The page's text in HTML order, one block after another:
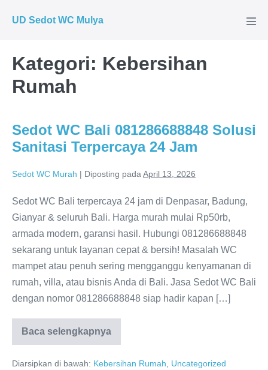
UD Sedot WC Mulya
Kategori: Kebersihan
Rumah
Sedot WC Bali 081286688848 Solusi
Sanitasi Terpercaya 24 Jam
Sedot WC Murah | Diposting pada April 13, 2026
Sedot WC Bali terpercaya 24 jam di Denpasar, Badung,
Gianyar & seluruh Bali. Harga murah mulai Rp50rb,
armada modern, garansi hasil. Hubungi 081286688848
sekarang untuk layanan cepat & bersih! Masalah WC
mampet atau penuh sering mengganggu kenyamanan di
rumah, villa, atau bisnis Anda di Bali. Jasa Sedot WC Bali
dengan nomor 081286688848 siap hadir kapan […]
Baca selengkapnya
Sedot
WC
081286688848
Diarsipkan di bawah: Kebersihan Rumah Uncategorized